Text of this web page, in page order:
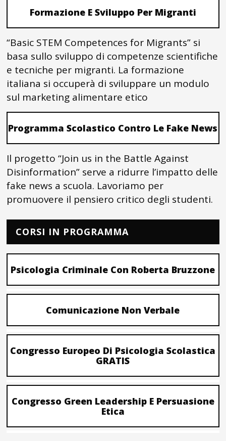
Formazione E Sviluppo Per Migranti
“Basic STEM Competences for Migrants” si
basa sullo sviluppo di competenze scientifiche
e tecniche per migranti. La formazione
italiana si occuperà di sviluppare un modulo
sul marketing alimentare etico
Programma Scolastico Contro Le Fake News
Il progetto “Join us in the Battle Against
Disinformation” serve a ridurre l’impatto delle
fake news a scuola. Lavoriamo per
promuovere il pensiero critico degli studenti.
CORSI IN PROGRAMMA
Psicologia Criminale Con Roberta Bruzzone
Comunicazione Non Verbale
Congresso Europeo Di Psicologia Scolastica
GRATIS
Congresso Green Leadership E Persuasione
Etica